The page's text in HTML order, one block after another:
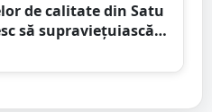
de calitate din Satu
să supraviețuiască